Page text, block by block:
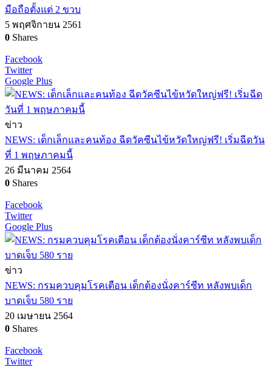
มือถือตั้งแต่ 2 ขวบ
5 พฤศจิกายน 2561
0 Shares
Facebook
Twitter
Google Plus
ข่าว
NEWS: เด็กเล็กและคนท้อง ฉีดวัคซีนไข้หวัดใหญ่ฟรี! เริ่มฉีดวัน
ที่ 1 พฤษภาคมนี้
26 มีนาคม 2564
0 Shares
Facebook
Twitter
Google Plus
ข่าว
NEWS: กรมควบคุมโรคเตือน เด็กต้องนั่งคาร์ซีท หลังพบเด็ก
บาดเจ็บ 580 ราย
20 เมษายน 2564
0 Shares
Facebook
Twitter